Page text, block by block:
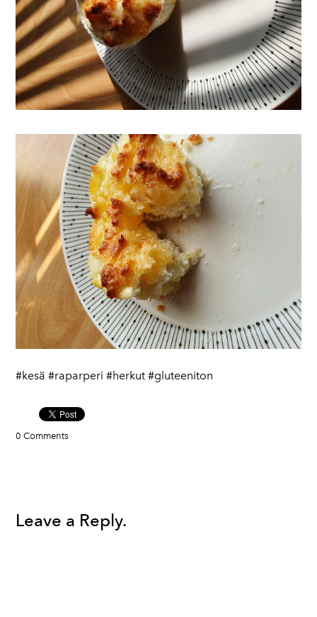
#kesä #raparperi #herkut #gluteeniton
0 Comments
Leave a Reply.